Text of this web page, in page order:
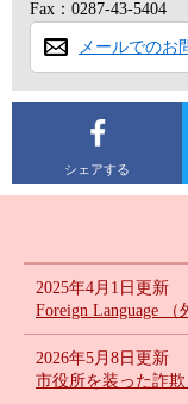
Fax：0287-43-5404
メールでのお
シェアする
Foreign Language （
2025年4月1日更新
市役所を装った詐
2026年5月8日更新